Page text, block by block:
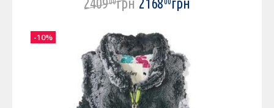
2409 грн 2168 грн
-10%